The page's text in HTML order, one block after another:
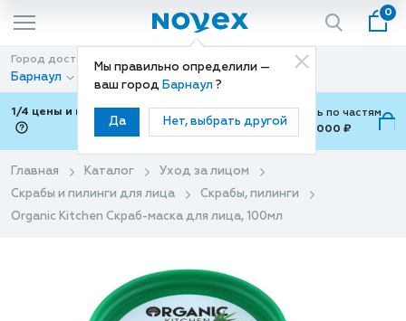
Мы правильно определили —
ваш город Барнаул ?
Да Нет, выбрать другой
0
Город доставки
Барнаул
Способ доставки
Доставка
1/4 цены и покупки ваши с Подели
Можно оплатить по частям
от 700 ₽ до 15,000 ₽
Главная Каталог
Уход за лицом
Скрабы и пилинги для лица
Скрабы, пилинги
Organic Kitchen Скраб-маска для лица, 100мл